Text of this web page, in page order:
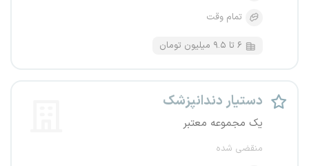
تمام وقت
۶ تا ۹.۵ میلیون تومان
دستیار دندانپزشک
یک مجموعه معتبر
منقضی شده